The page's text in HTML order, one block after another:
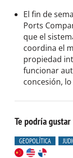
El fin de
Ports
que el
coordina el
propiedad
funcionar
concesión,
Te podría gustar
GEOPOLÍTICA